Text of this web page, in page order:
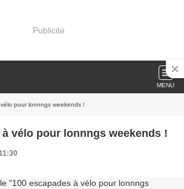
Publicité
MENU
pour lonnngs weekends !
à vélo pour lonnngs weekends !